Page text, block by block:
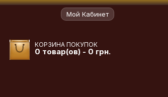
Мой Кабинет
КОРЗИНА ПОКУПОК
0 товар(ов) - 0 грн.